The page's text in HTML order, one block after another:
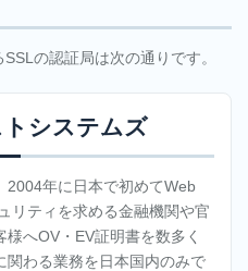
障害・メンテナンス情報
ダウンロード
の認証局は次の通りです。
システムズ
2004年に日本で初めてWeb
リティを求める金融機関や官
へOV・EV証明書を数多く
関わる業務を日本国内のみで